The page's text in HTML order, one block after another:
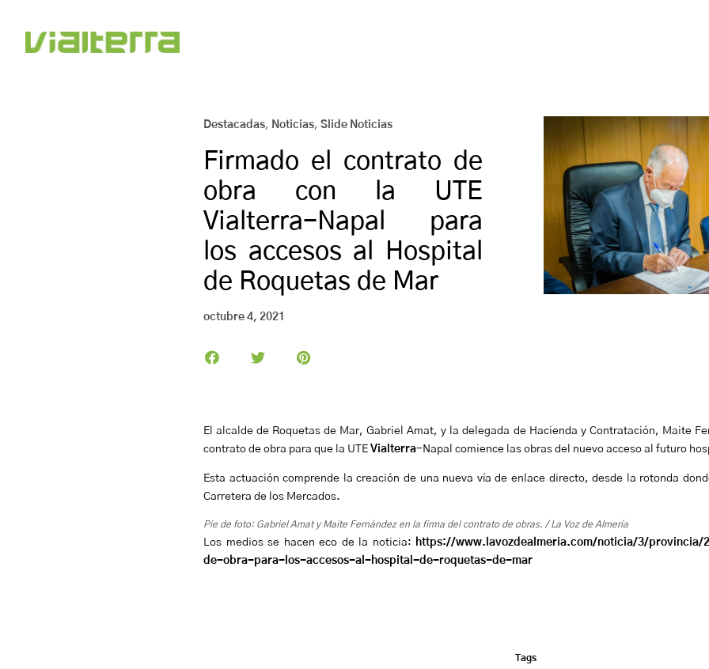
Destacadas, Noticias, Slide Noticias
Firmado el contrato de
obra con la UTE
Vialterra-Napal para
los accesos al Hospital
de Roquetas de Mar
octubre 4, 2021
El alcalde de Roquetas de Mar, Gabriel Amat, y la delegada de Hacienda y Contratación, Maite
contrato de obra para que la UTE Vialterra-Napal comience las obras del nuevo acceso al futuro
Esta actuación comprende la creación de una nueva vía de enlace directo, desde la rotonda
Carretera de los Mercados.
Pie de foto: Gabriel Amat y Maite Fernández en la firma del contrato de obras. / La Voz de Almería
Los medios se hacen eco de la noticia: https://www.lavozdealmeria.com/noticia/3/
de-obra-para-los-accesos-al-hospital-de-roquetas-de-mar
Tags